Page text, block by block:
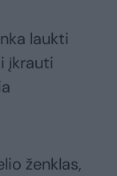
laukti
įkrauti
ženklas,